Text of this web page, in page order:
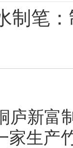
制笔
庐新富
家生产